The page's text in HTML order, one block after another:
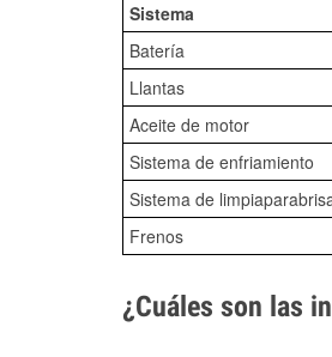
Sistema
Batería
Llantas
Aceite de motor
Sistema de enfriamiento
Sistema de
Frenos
¿Cuáles son las